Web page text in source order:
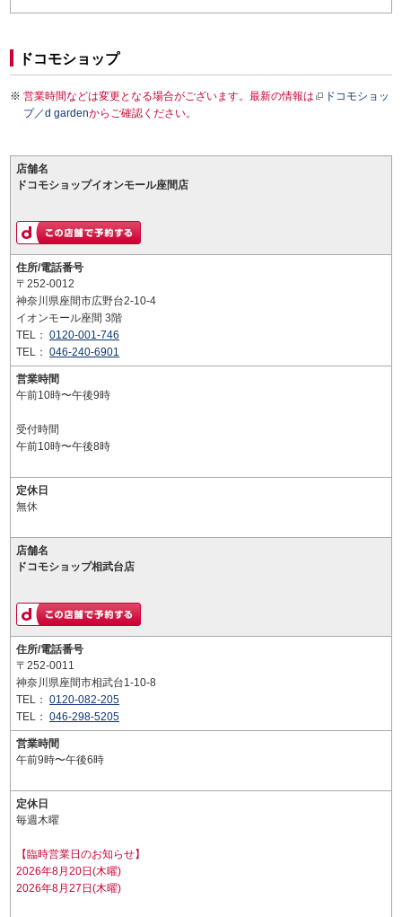
ドコモショップ
営業時間などは変更となる場合がございます。最新の情報は
ドコモショッ
プ／d gardenからご確認ください。
店舗名
ドコモショップイオンモール座間店
住所/電話番号
〒252-0012
神奈川県座間市広野台2-10-4
イオンモール座間 3階
TEL： 0120-001-746
TEL： 046-240-6901
営業時間
午前10時〜午後9時
受付時間
午前10時〜午後8時
定休日
無休
店舗名
ドコモショップ相武台店
住所/電話番号
〒252-0011
神奈川県座間市相武台1-10-8
TEL： 0120-082-205
TEL： 046-298-5205
営業時間
午前9時〜午後6時
定休日
毎週木曜
【臨時営業日のお知らせ】
2026年8月20日(木曜)
2026年8月27日(木曜)